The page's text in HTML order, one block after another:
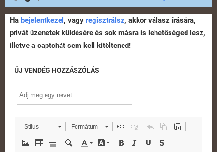
Ha bejelentkezel , vagy regisztrálsz, akkor válasz írására,
privát üzenetek küldésére és sok másra is lehetőséged lesz,
illetve a captchát sem kell kitöltened!
ÚJ VENDÉG HOZZÁSZÓLÁS
Stílus Formátum